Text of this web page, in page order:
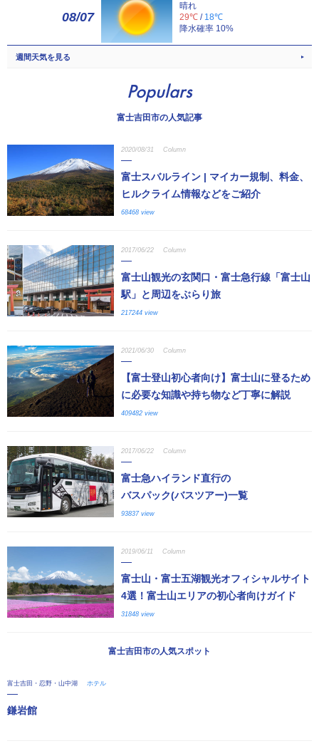
08/07
晴れ
29℃ / 18℃
降水確率 10%
週間天気を見る
Populars
富士吉田市の人気記事
2020/08/31 Column
富士スバルライン | マイカー規制、料金、
ヒルクライム情報などをご紹介
68468 view
2017/06/22 Column
富士山観光の玄関口・富士急行線「富士山
駅」と周辺をぶらり旅
217244 view
2021/06/30 Column
【富士登山初心者向け】富士山に登るため
に必要な知識や持ち物など丁寧に解説
409482 view
2017/06/22 Column
富士急ハイランド直行の
バスパック(バスツアー)一覧
93837 view
2019/06/11 Column
富士山・富士五湖観光オフィシャルサイト
4選！富士山エリアの初心者向けガイド
31848 view
富士吉田市の人気スポット
富士吉田・忍野・山中湖 ホテル
鎌岩館